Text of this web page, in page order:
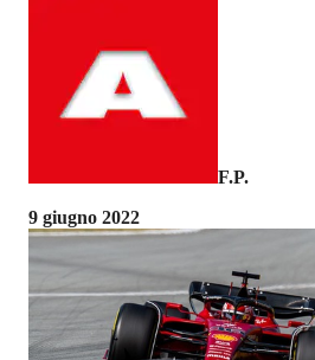
F.P.
9 giugno 2022